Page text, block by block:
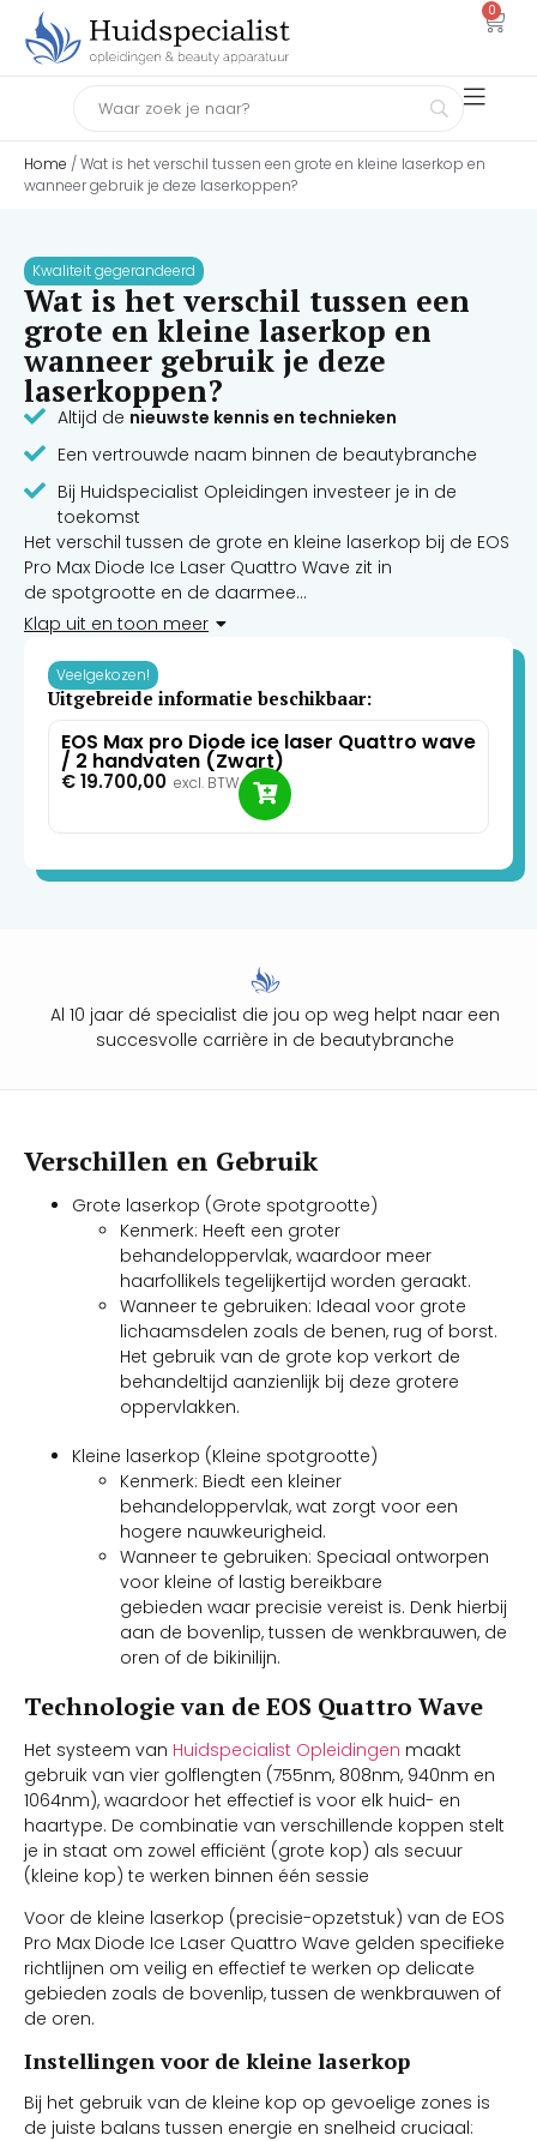
0
Home / Wat is het verschil tussen een grote en kleine laserkop en
wanneer gebruik je deze laserkoppen?
Kwaliteit gegerandeerd
Wat is het verschil tussen een
grote en kleine laserkop en
wanneer gebruik je deze
laserkoppen?
Altijd de nieuwste kennis en technieken
Een vertrouwde naam binnen de beautybranche
Bij Huidspecialist Opleidingen investeer je in de
toekomst
Het verschil tussen de grote en kleine laserkop bij de EOS
Pro Max Diode Ice Laser Quattro Wave zit in
de spotgrootte en de daarmee
samenhangende precisie en snelheid van de
behandeling.
Klap uit en toon meer
Uitgebreide informatie beschikbaar:
Veelgekozen!
EOS Max pro Diode ice laser Quattro wave
/ 2 handvaten (Zwart)
€19.700,00 excl. BTW
Al 10 jaar dé specialist die jou op weg helpt naar een
succesvolle carrière in de beautybranche
Verschillen en Gebruik
Grote laserkop (Grote spotgrootte)
Kenmerk: Heeft een groter
behandeloppervlak, waardoor meer
haarfollikels tegelijkertijd worden geraakt.
Wanneer te gebruiken: Ideaal voor grote
lichaamsdelen zoals de benen, rug of borst.
Het gebruik van de grote kop verkort de
behandeltijd aanzienlijk bij deze grotere
oppervlakken.
Kleine laserkop (Kleine spotgrootte)
Kenmerk: Biedt een kleiner
behandeloppervlak, wat zorgt voor een
hogere nauwkeurigheid.
Wanneer te gebruiken: Speciaal ontworpen
voor kleine of lastig bereikbare
gebieden waar precisie vereist is. Denk hierbij
aan de bovenlip, tussen de wenkbrauwen, de
oren of de bikinilijn.
Technologie van de EOS Quattro Wave
Het systeem van Huidspecialist Opleidingen maakt
gebruik van vier golflengten (755nm, 808nm, 940nm en
1064nm), waardoor het effectief is voor elk huid- en
haartype. De combinatie van verschillende koppen stelt
je in staat om zowel efficiënt (grote kop) als secuur
(kleine kop) te werken binnen één sessie
Voor de kleine laserkop (precisie-opzetstuk) van de EOS
Pro Max Diode Ice Laser Quattro Wave gelden specifieke
richtlijnen om veilig en effectief te werken op delicate
gebieden zoals de bovenlip, tussen de wenkbrauwen of
de oren.
Instellingen voor de kleine laserkop
Bij het gebruik van de kleine kop op gevoelige zones is
de juiste balans tussen energie en snelheid cruciaal: